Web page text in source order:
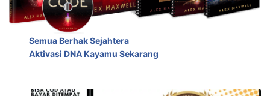
Semua Berhak Sejahtera
Aktivasi DNA Kayamu Sekarang